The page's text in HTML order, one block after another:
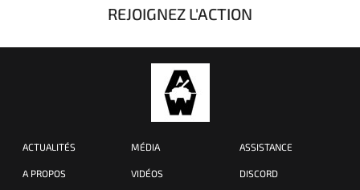
REJOIGNEZ L'ACTION
ACTUALITÉS
A PROPOS
MÉDIA
VIDÉOS
ASSISTANCE
DISCORD